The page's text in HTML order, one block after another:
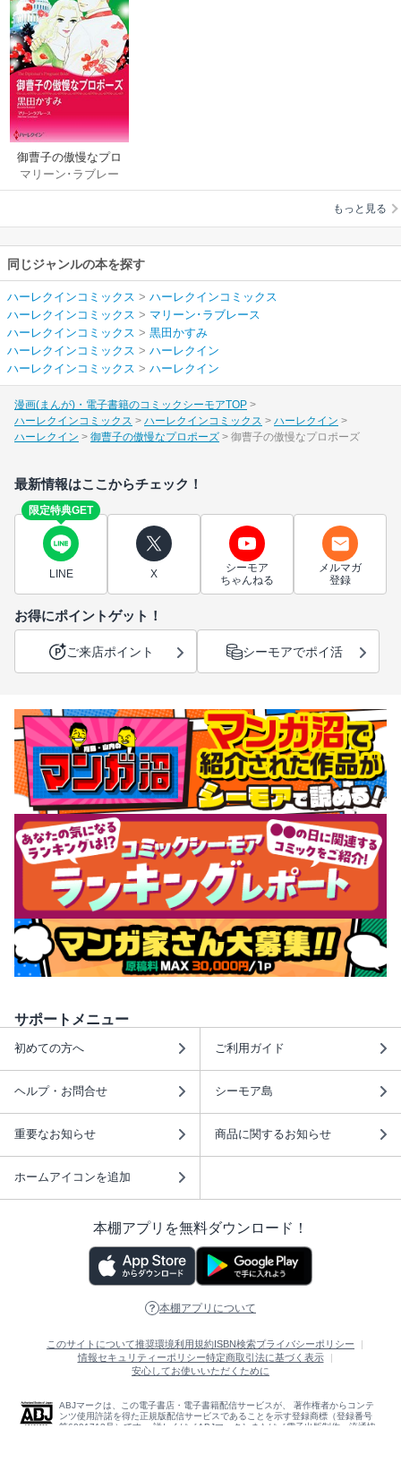
御曹子の傲慢なプロ
ポーズ
マリーン･ラブレー
ス/黒田かすみ
もっと見る
同じジャンルの本を探す
ハーレクインコミックス > ハーレクインコミックス
ハーレクインコミックス > マリーン･ラブレース
ハーレクインコミックス > 黒田かすみ
ハーレクインコミックス > ハーレクイン
ハーレクインコミックス > ハーレクイン
漫画(まんが)・電子書籍のコミックシーモアTOP
ハーレクインコミックス
ハーレクインコミックス
ハーレクイン
ハーレクイン
御曹子の傲慢なプロポーズ 御曹子の傲慢なプロポーズ
最新情報はここからチェック！
限定特典GET
LINE X
シーモア
ちゃんねる
メルマガ
登録
お得にポイントゲット！
ご来店ポイント シーモアでポイ活
サポートメニュー
初めての方へ ご利用ガイド
ヘルプ・お問合せ シーモア島
重要なお知らせ 商品に関するお知らせ
ホームアイコンを追加
本棚アプリを無料ダウンロード！
本棚アプリについて
このサイトについて推奨環境利用規約ISBN検索プライバシーポリシー
情報セキュリティーポリシー特定商取引法に基づく表示
安心してお使いいただくために
ABJマークは、この電子書店・電子書籍配信サービスが、 著作権者からコンテ
ンツ使用許諾を得た正規版配信サービスであることを示す登録商標（登録番号
第6091713号）です。 詳しくは［ABJマーク］または［電子出版制作・流通協